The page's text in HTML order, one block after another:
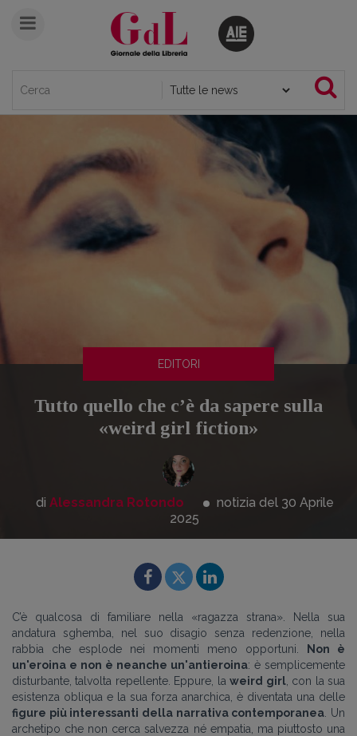
EDITORI
Tutto quello che c’è da sapere sulla
«weird girl fiction»
di Alessandra Rotondo notizia del 30 Aprile
2025
C’è qualcosa di familiare nella «ragazza strana». Nella sua
andatura sghemba, nel suo disagio senza redenzione, nella
rabbia che esplode nei momenti meno opportuni.
Non è
un'eroina e non è neanche un'antieroina: è semplicemente
disturbante, talvolta repellente. Eppure, laweird girl, con la sua
esistenza obliqua e la sua forza anarchica, è diventata una delle
figure più interessanti della narrativa contemporanea . Un
archetipo che non cerca salvezza né empatia, ma piuttosto una